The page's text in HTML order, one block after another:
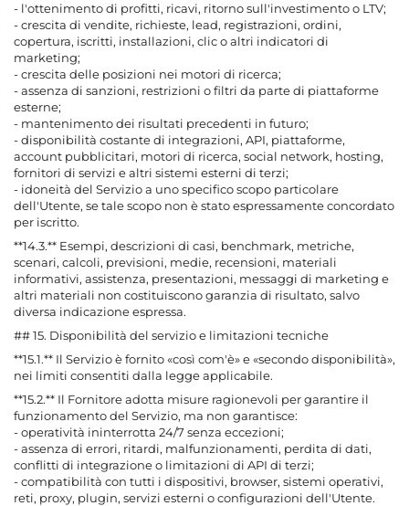
- l'ottenimento di profitti, ricavi, ritorno sull'investimento o LTV;
- crescita di vendite, richieste, lead, registrazioni, ordini,
copertura, iscritti, installazioni, clic o altri indicatori di
marketing;
- crescita delle posizioni nei motori di ricerca;
- assenza di sanzioni, restrizioni o filtri da parte di piattaforme
esterne;
- mantenimento dei risultati precedenti in futuro;
- disponibilità costante di integrazioni, API, piattaforme,
account pubblicitari, motori di ricerca, social network, hosting,
fornitori di servizi e altri sistemi esterni di terzi;
- idoneità del Servizio a uno specifico scopo particolare
dell'Utente, se tale scopo non è stato espressamente concordato
per iscritto.
**14.3.** Esempi, descrizioni di casi, benchmark, metriche,
scenari, calcoli, previsioni, medie, recensioni, materiali
informativi, assistenza, presentazioni, messaggi di marketing e
altri materiali non costituiscono garanzia di risultato, salvo
diversa indicazione espressa.
## 15. Disponibilità del servizio e limitazioni tecniche
**15.1.** Il Servizio è fornito «così com'è» e «secondo disponibilità»,
nei limiti consentiti dalla legge applicabile.
**15.2.** Il Fornitore adotta misure ragionevoli per garantire il
funzionamento del Servizio, ma non garantisce:
- operatività ininterrotta 24/7 senza eccezioni;
- assenza di errori, ritardi, malfunzionamenti, perdita di dati,
conflitti di integrazione o limitazioni di API di terzi;
- compatibilità con tutti i dispositivi, browser, sistemi operativi,
reti, proxy, plugin, servizi esterni o configurazioni dell'Utente.